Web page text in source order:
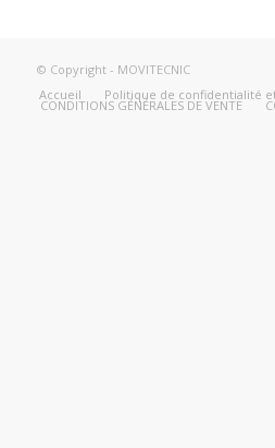
© Copyright - MOVITECNIC
Accueil
Politique de confidentialité et
CONDITIONS GÉNÉRALES DE VENTE